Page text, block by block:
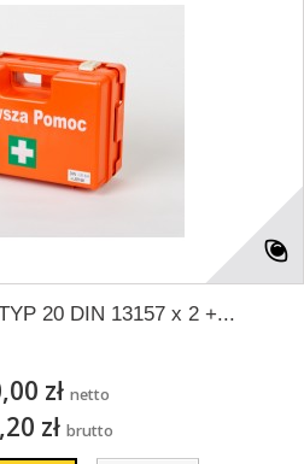
20 DIN 13157 x 2 +...
zł netto
zł brutto